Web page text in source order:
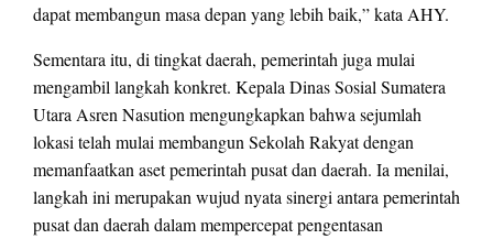
dapat membangun masa depan yang lebih baik,” kata AHY.
Sementara itu, di tingkat daerah, pemerintah juga mulai
mengambil langkah konkret. Kepala Dinas Sosial Sumatera
Utara Asren Nasution mengungkapkan bahwa sejumlah
lokasi telah mulai membangun Sekolah Rakyat dengan
memanfaatkan aset pemerintah pusat dan daerah. Ia menilai,
langkah ini merupakan wujud nyata sinergi antara pemerintah
pusat dan daerah dalam mempercepat pengentasan